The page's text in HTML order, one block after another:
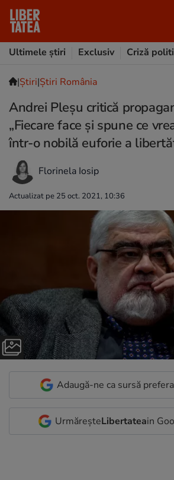
Ultimele știri
Exclusiv Criză
|Ştiri|Știri România
Andrei Pleșu critică
„Fiecare face și spune ce
într-o nobilă euforie a
Florinela Iosip
Actualizat pe 25 oct. 2021, 10:36
Adaugă-ne ca sursă
UrmăreșteLibertateain